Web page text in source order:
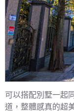
可以搭配別墅一起
道，整體感真的超